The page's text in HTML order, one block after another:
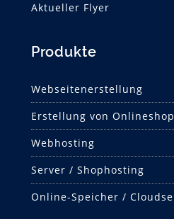
Aktueller Flyer
Produkte
Webseitenerstellung
Erstellung von
Webhosting
Server / Shophosting
Online-Speicher /